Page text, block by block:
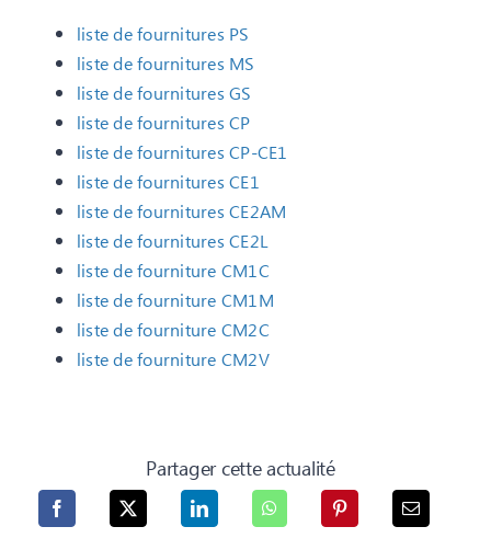
liste de fournitures PS
liste de fournitures MS
liste de fournitures GS
liste de fournitures CP
liste de fournitures CP-CE1
liste de fournitures CE1
liste de fournitures CE2AM
liste de fournitures CE2L
liste de fourniture CM1C
liste de fourniture CM1M
liste de fourniture CM2C
liste de fourniture CM2V
Partager cette actualité